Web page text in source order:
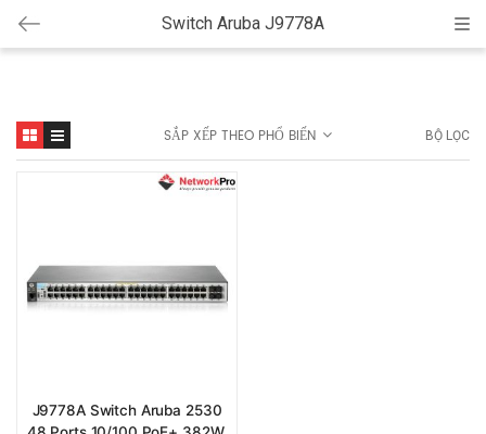
Switch Aruba J9778A
SẮP XẾP THEO PHỔ BIẾN BỘ LỌC
J9778A Switch Aruba 2530